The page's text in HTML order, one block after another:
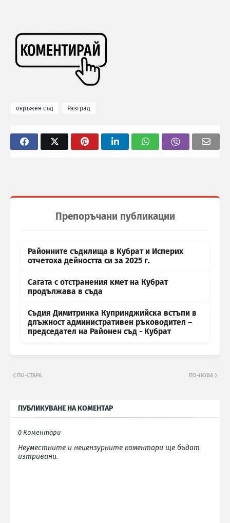
окръжен съд Разград
Препоръчани публикации
Районните съдилища в Кубрат и Исперих
отчетоха дейността си за 2025 г.
Сагата с отстранения кмет на Кубрат
продължава в съда
Съдия Димитринка Купринджийска встъпи в
длъжност административен ръководител –
председател на Районен съд - Кубрат
ПО-НОВА
ПО-СТАРА
ПУБЛИКУВАНЕ НА КОМЕНТАР
0 Коментари
Неуместните и нецензурните коментари ще бъдат
изтривани.